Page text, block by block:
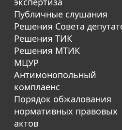
Публичные слушания
Решения Совета
Решения ТИК
Решения МТИК
МЦУР
Антимонопольный
комплаенс
Порядок обжалования
нормативных правовых
актов